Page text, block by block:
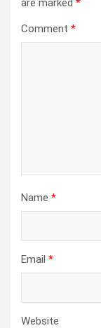
are marked *
Comment *
Name *
Email *
Website